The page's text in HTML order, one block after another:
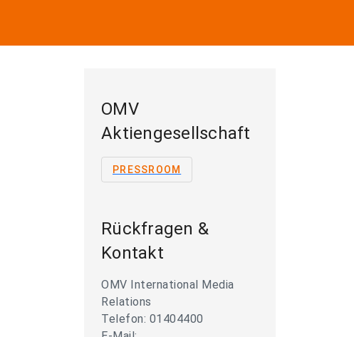
OMV
Aktiengesellschaft
PRESSROOM
Rückfragen &
Kontakt
OMV International Media
Relations
Telefon: 01404400